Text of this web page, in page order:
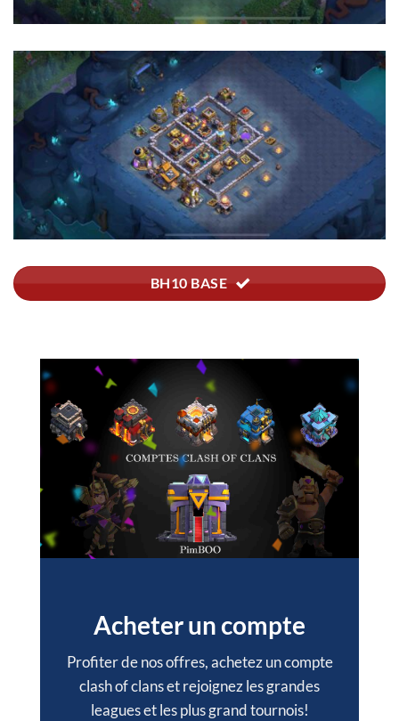
BH10 BASE
Acheter un compte
Profiter de nos offres, achetez un compte
clash of clans et rejoignez les grandes
leagues et les plus grand tournois!